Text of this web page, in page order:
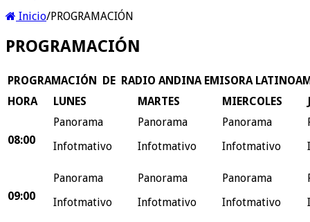
Inicio/PROGRAMACIÓN
PROGRAMACIÓN
PROGRAMACIÓN DE RADIO ANDINA EMISORA
HORA
LUNES MARTES MIERCOLES
08:00
Panorama
Infotmativo
Panorama
Infotmativo
Panorama
Infotmativo
09:00
Panorama
Infotmativo
Panorama
Infotmativo
Panorama
Infotmativo